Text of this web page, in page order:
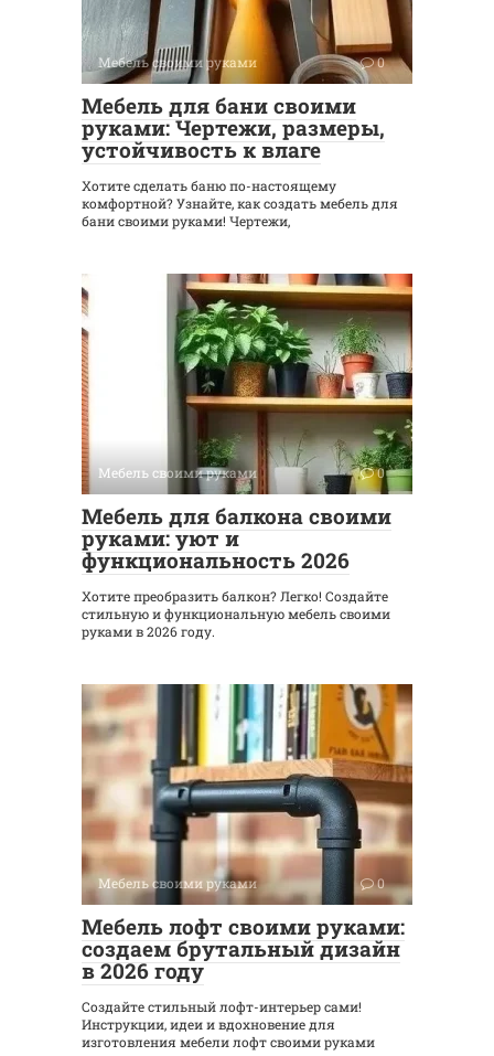
Мебель своими руками 0
Мебель для бани своими
руками: Чертежи, размеры,
устойчивость к влаге
Хотите сделать баню по-настоящему
комфортной? Узнайте, как создать мебель для
бани своими руками! Чертежи,
Мебель своими руками 0
Мебель для балкона своими
руками: уют и
функциональность 2026
Хотите преобразить балкон? Легко! Создайте
стильную и функциональную мебель своими
руками в 2026 году.
Мебель своими руками 0
Мебель лофт своими руками:
создаем брутальный дизайн
в 2026 году
Создайте стильный лофт-интерьер сами!
Инструкции, идеи и вдохновение для
изготовления мебели лофт своими руками